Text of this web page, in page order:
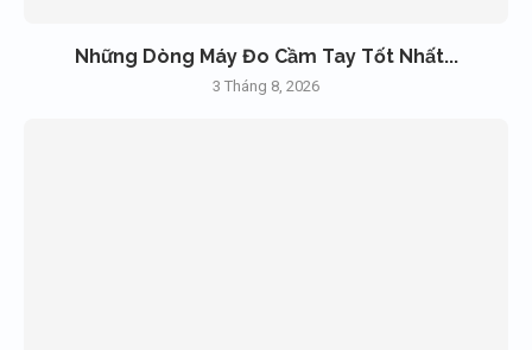
Những Dòng Máy Đo Cầm Tay Tốt Nhất...
3 Tháng 8, 2026